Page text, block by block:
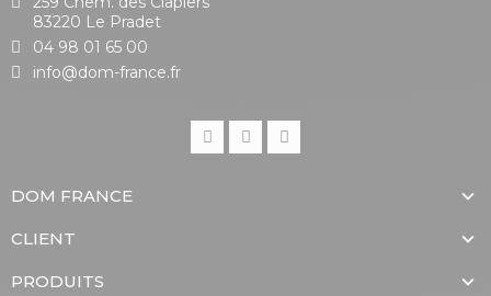
83220 Le Pradet
04 98 01 65 00
info@dom-france.fr
DOM FRANCE
CLIENT
PRODUITS